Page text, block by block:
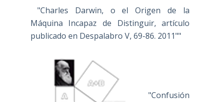
"Charles Darwin, o el Origen de la
Máquina Incapaz de Distinguir, artículo
publicado en Despalabro V, 69-86. 2011""
"Confusión